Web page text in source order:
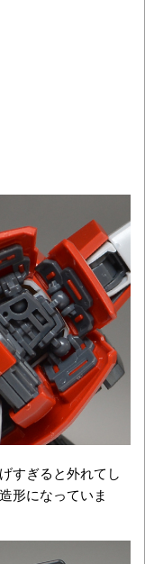
すぎると外れてし
形になっていま